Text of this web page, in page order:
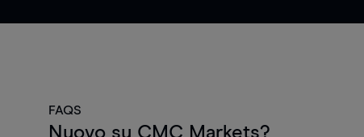
FAQS
Nuovo su CMC Markets?